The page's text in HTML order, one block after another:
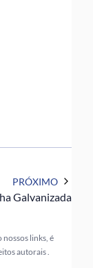
PRÓXIMO
Galvanizada
links, é
autorais